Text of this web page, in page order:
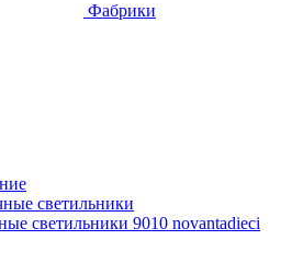
Фабрики
светильники
светильники 9010 novantadieci